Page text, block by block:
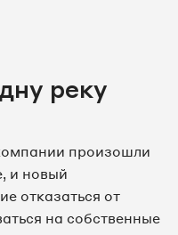
реку
произошли
и новый
отказаться от
на собственные